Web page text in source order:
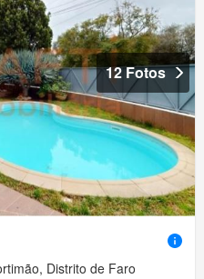
12 Fotos
Distrito de Faro